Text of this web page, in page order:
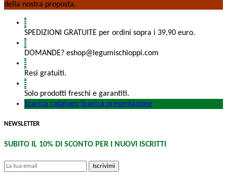
della nostra proposta.
SPEDIZIONI GRATUITE per ordini sopra i 39,90 euro.
DOMANDE? eshop@legumischioppi.com
Resi gratuiti.
Solo prodotti freschi e garantiti.
Scarica catalogo Scarica presentazione
NEWSLETTER
SUBITO IL 10% DI SCONTO PER I NUOVI ISCRITTI
Iscrivimi